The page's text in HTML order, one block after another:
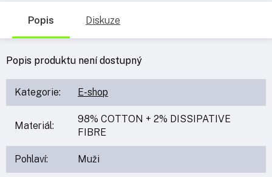
Popis Diskuze
Popis produktu není dostupný
Kategorie: E-shop
Materiál:
98% COTTON + 2% DISSIPATIVE
FIBRE
Pohlaví: Muži